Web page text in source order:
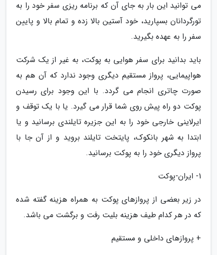
می توانید این بار به جای آن که برنامه ریزی سفر خود را به
تورگردانان بسپارید، خود آستین بالا زده و تمام بالا و پایین
سفر را به عهده بگیرید.
باید بدانید برای سفر هوایی به پوکت، به غیر از یک شرکت
هواپیمایی، پرواز مستقیم دیگری وجود ندارد که آن هم به
صورت چاتری انجام می گردد. با این وجود برای رسیدن
پوکت دو راه پیش روی شما قرار می گیرد. یا با یک توقف و
ایرلاینی خارجی خود را به این جزیره تایلندی برسانید و یا
ابتدا به شهر بانکوک، پایتخت تایلند بروید و از آن جا با
پرواز دیگری خود را به پوکت برسانید.
1- ایران-پوکت
در زیر بعضی از پروازهای پوکت به همراه هزینه گفته شده
که در هر کدام طیف هزینه بلیت رفت و برگشت می باشد.
+ پروازهای داخلی و مستقیم